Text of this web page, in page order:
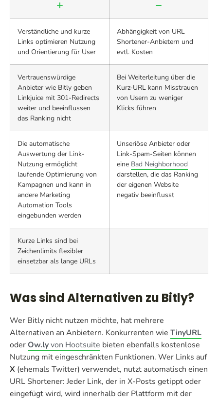
Verständliche und kurze
Links optimieren Nutzung
und Orientierung für User
Abhängigkeit von URL
Shortener-Anbietern und
evtl. Kosten
Vertrauenswürdige
Anbieter wie Bitly geben
Linkjuice mit 301-Redirects
weiter und beeinflussen
das Ranking nicht
Bei Weiterleitung über die
Kurz-URL kann Misstrauen
von Usern zu weniger
Klicks führen
Die automatische
Auswertung der Link-
Nutzung ermöglicht
laufende Optimierung von
Kampagnen und kann in
andere Marketing
Automation Tools
eingebunden werden
Unseriöse Anbieter oder
Link-Spam-Seiten können
eine Bad Neighborhood
darstellen, die das Ranking
der eigenen Website
negativ beeinflusst
Kurze Links sind bei
Zeichenlimits flexibler
einsetzbar als lange URLs
Was sind Alternativen zu Bitly?
Wer Bitly nicht nutzen möchte, hat mehrere
Alternativen an Anbietern. Konkurrenten wie TinyURL
oder Ow.lyvon Hootsuite bieten ebenfalls kostenlose
Nutzung mit eingeschränkten Funktionen. Wer Links auf
X (ehemals Twitter) verwendet, nutzt automatisch einen
URL Shortener: Jeder Link, der in X-Posts getippt oder
eingefügt wird, wird innerhalb der Plattform mit der